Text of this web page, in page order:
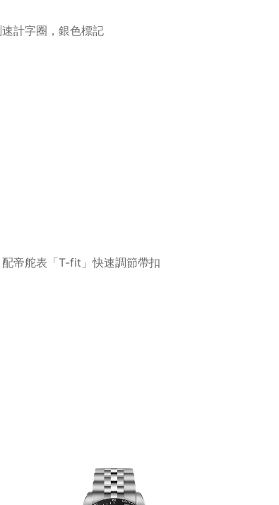
計字圈，銀色標記
帝舵表「T-fit」快速調節帶扣